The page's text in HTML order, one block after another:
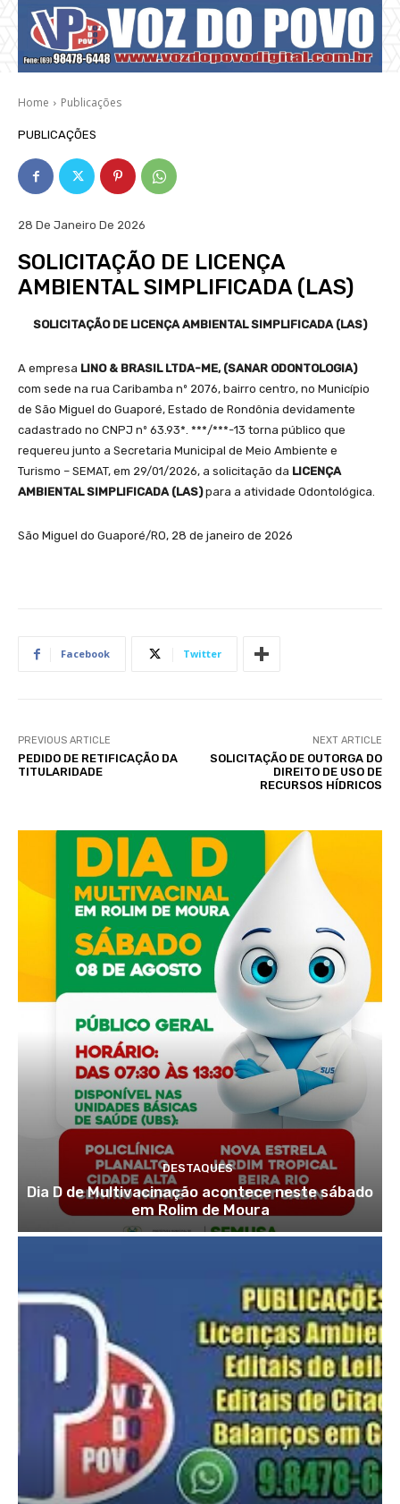
Home Publicações
PUBLICAÇÕES
28 De Janeiro De 2026
SOLICITAÇÃO DE LICENÇA
AMBIENTAL SIMPLIFICADA (LAS)
SOLICITAÇÃO DE LICENÇA AMBIENTAL SIMPLIFICADA (LAS)
A empresa LINO & BRASIL LTDA-ME, (SANAR ODONTOLOGIA)
com sede na rua Caribamba nº 2076, bairro centro, no Município
de São Miguel do Guaporé, Estado de Rondônia devidamente
cadastrado no CNPJ nº 63.93*. ***/***-13 torna público que
requereu junto a Secretaria Municipal de Meio Ambiente e
Turismo – SEMAT, em 29/01/2026, a solicitação da LICENÇA
AMBIENTAL SIMPLIFICADA (LAS)para a atividade Odontológica.
São Miguel do Guaporé/RO, 28 de janeiro de 2026
Facebook Twitter
PREVIOUS ARTICLE
PEDIDO DE RETIFICAÇÃO DA
TITULARIDADE
NEXT ARTICLE
SOLICITAÇÃO DE OUTORGA DO
DIREITO DE USO DE
RECURSOS HÍDRICOS
DESTAQUES
Dia D de Multivacinação acontece neste sábado
em Rolim de Moura